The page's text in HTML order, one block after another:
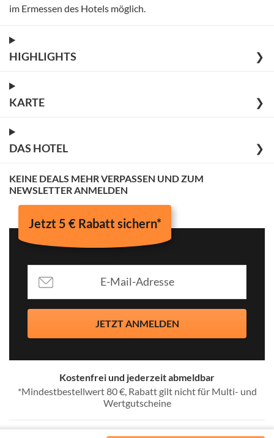
im Ermessen des Hotels möglich
HIGHLIGHTS ❯
KARTE ❯
DAS HOTEL ❯
KEINE DEALS MEHR VERPASSEN UND ZUM
NEWSLETTER ANMELDEN
Jetzt 5 € Rabatt sichern*
JETZT ANMELDEN
Kostenfrei und jederzeit abmeldbar
*Mindestbestellwert 80 €, Rabatt gilt nicht für Multi- und
Wertgutscheine